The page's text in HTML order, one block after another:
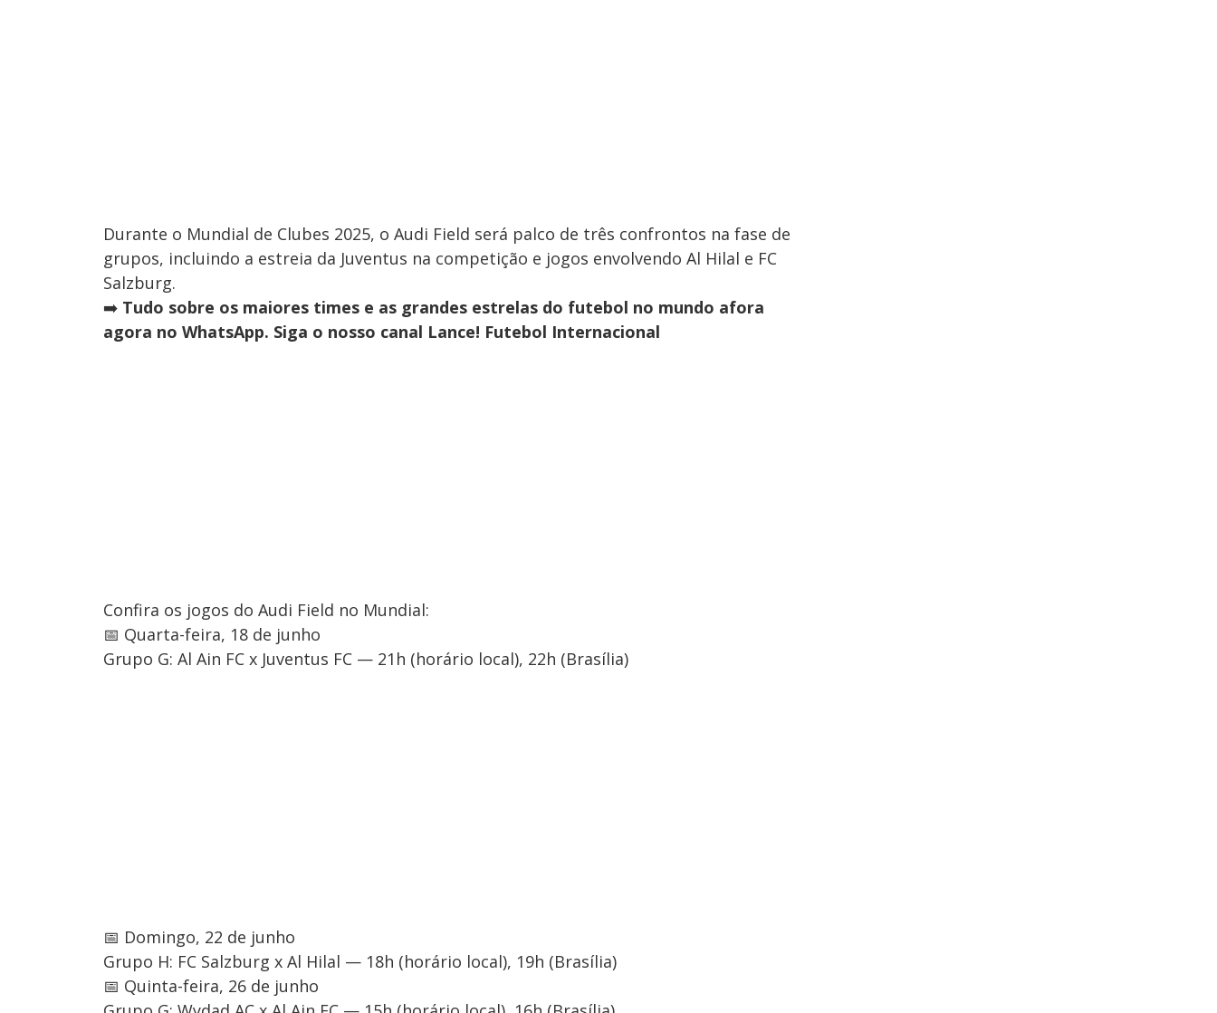
Durante o Mundial de Clubes 2025, o Audi Field será palco de três confrontos na fase de
grupos, incluindo a estreia da Juventus na competição e jogos envolvendo Al Hilal e FC
Salzburg.
➡️ Tudo sobre os maiores times e as grandes estrelas do futebol no mundo afora
agora no WhatsApp. Siga o nosso canal Lance! Futebol Internacional
Confira os jogos do Audi Field no Mundial:
📅 Quarta-feira, 18 de junho
Grupo G: Al Ain FC x Juventus FC — 21h (horário local), 22h (Brasília)
📅 Domingo, 22 de junho
Grupo H: FC Salzburg x Al Hilal — 18h (horário local), 19h (Brasília)
📅 Quinta-feira, 26 de junho